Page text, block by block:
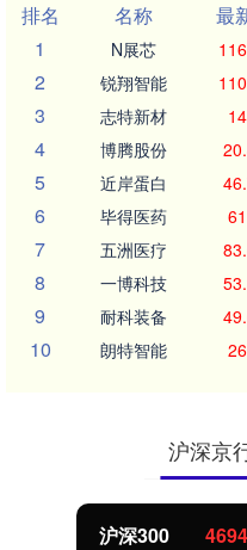
排名
名称 最
1
N展芯
2 锐翔智能
3 志特新材
4 博腾股份
5 近岸蛋白
6 毕得医药
7 五洲医疗
8 一博科技
9 耐科装备
10 朗特智能
沪深京
沪深300